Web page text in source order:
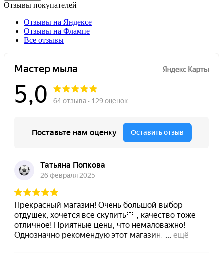
Отзывы покупателей
Отзывы на Яндексе
Отзывы на Флампе
Все отзывы